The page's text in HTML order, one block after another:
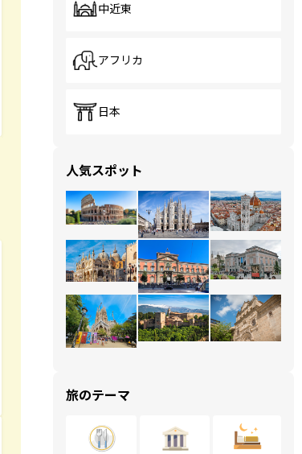
中近東
アフリカ
日本
人気スポット
旅のテーマ